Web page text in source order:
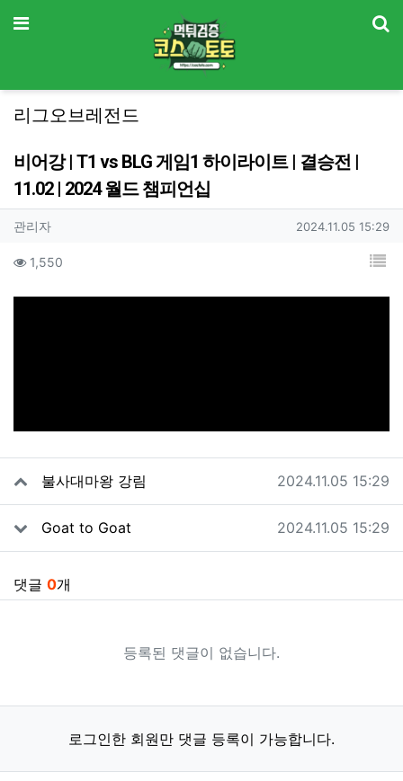
메뉴
리그오브레전드
비어강 | T1 vs BLG 게임1 하이라이트 | 결승전 |
11.02 | 2024 월드 챔피언십
작성자 정보
관리자작성 작성일
2024.11.05 15:29
컨텐츠 정보
1,550 목
관련자료
불사대마왕 강림 작성일
2024.11.05 15:29
Goat to Goat 작성일
2024.11.05 15:29
댓글 0개
등록된 댓글이 없습니다.
로그인한 회원만 댓글 등록이 가능합니다.